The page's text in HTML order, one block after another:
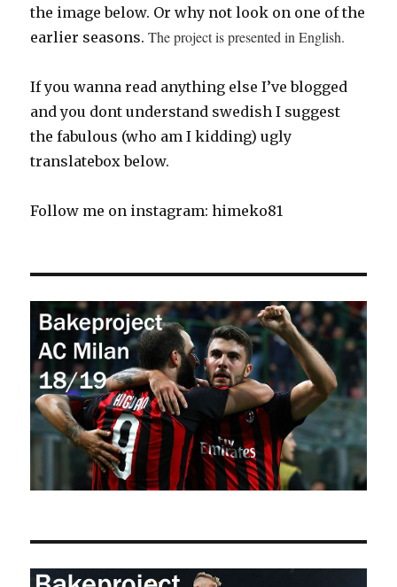
the image below. Or why not look on one of the
earlier seasons.The project is presented in English.
If you wanna read anything else I’ve blogged
and you dont understand swedish I suggest
the fabulous (who am I kidding) ugly
translatebox below.
Follow me on instagram: himeko81